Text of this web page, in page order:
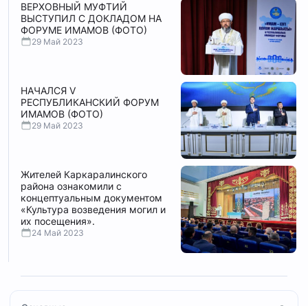
ВЕРХОВНЫЙ МУФТИЙ
ВЫСТУПИЛ С ДОКЛАДОМ НА
ФОРУМЕ ИМАМОВ (ФОТО)
29 Май 2023
НАЧАЛСЯ V
РЕСПУБЛИКАНСКИЙ ФОРУМ
ИМАМОВ (ФОТО)
29 Май 2023
Жителей Каркаралинского
района ознакомили с
концептуальным документом
«Культура возведения могил и
их посещения».
24 Май 2023